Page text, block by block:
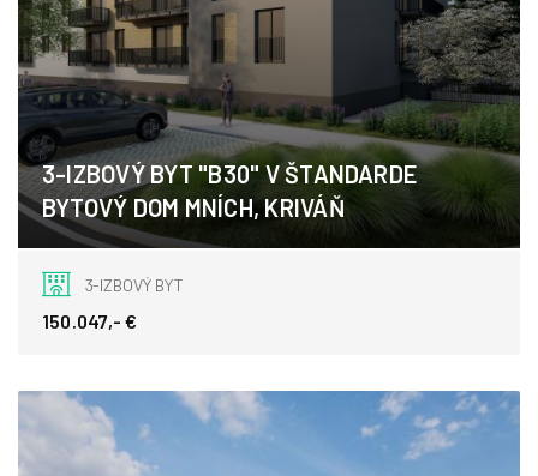
3-IZBOVÝ BYT "B30" V ŠTANDARDE
BYTOVÝ DOM MNÍCH, KRIVÁŇ
Kriváň
3-IZBOVÝ BYT
150.047,- €